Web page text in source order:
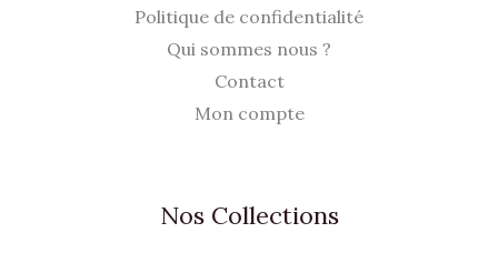
Politique de confidentialité
Qui sommes nous ?
Contact
Mon compte
Nos Collections